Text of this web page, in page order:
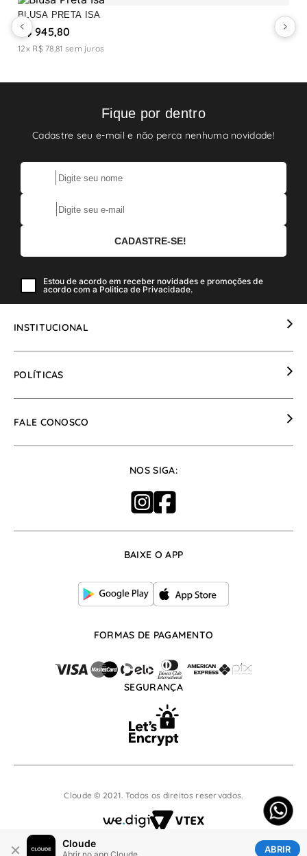
× Cloude ABRIR
BLUSA PRETA ISA
R$ 945,80
12x R$ 78,81 sem juros
Fique por dentro
Cadastre seu e-mail e não perca nenhuma novidade!
Estou de acordo em receber novidades e promoções de
acordo com a Politica de Privacidade.
INSTITUCIONAL
POLÍTICAS
FALE CONOSCO
Whatsapp: (17) 99666-8253
De segunda à sexta, das 07:30h às 17:30h
NOS SIGA:
BAIXE O APP
FORMAS DE PAGAMENTO
SEGURANÇA
Cloude © 2021. Todos os direitos reservados.